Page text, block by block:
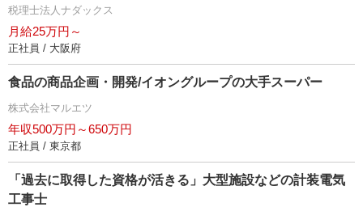
税理士法人ナダックス
月給25万円～
正社員 / 大阪府
食品の商品企画・開発/イオングループの大手スーパー
株式会社マルエツ
年収500万円～650万円
正社員 / 東京都
「過去に取得した資格が活きる」大型施設などの計装電気
工事士